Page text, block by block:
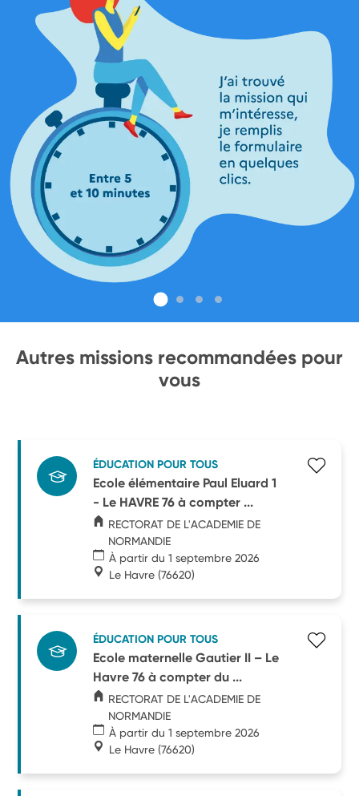
Autres missions recommandées pour
vous
ÉDUCATION POUR TOUS
Ecole élémentaire Paul Eluard 1
- Le HAVRE 76 à compter ...
RECTORAT DE L'ACADEMIE DE
NORMANDIE
À partir du 1 septembre 2026
Le Havre (76620)
ÉDUCATION POUR TOUS
Ecole maternelle Gautier II – Le
Havre 76 à compter du ...
RECTORAT DE L'ACADEMIE DE
NORMANDIE
À partir du 1 septembre 2026
Le Havre (76620)